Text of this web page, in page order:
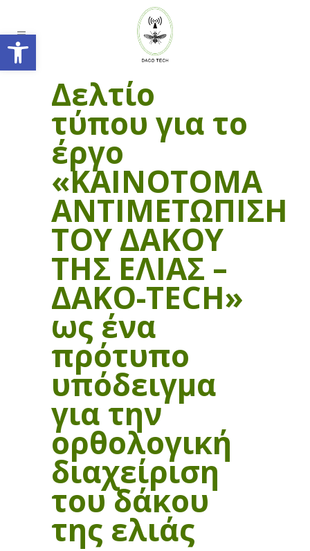
Ανοίξτε τη γραμμή εργαλείων
Δελτίο
τύπου για το
έργο
«ΚΑΙΝΟΤΟΜΑ
ΑΝΤΙΜΕΤΩΠΙΣΗ
ΤΟΥ ΔΑΚΟΥ
ΤΗΣ ΕΛΙΑΣ –
ΔAΚΟ-TECH»
ως ένα
πρότυπο
υπόδειγμα
για την
ορθολογική
διαχείριση
του δάκου
της ελιάς